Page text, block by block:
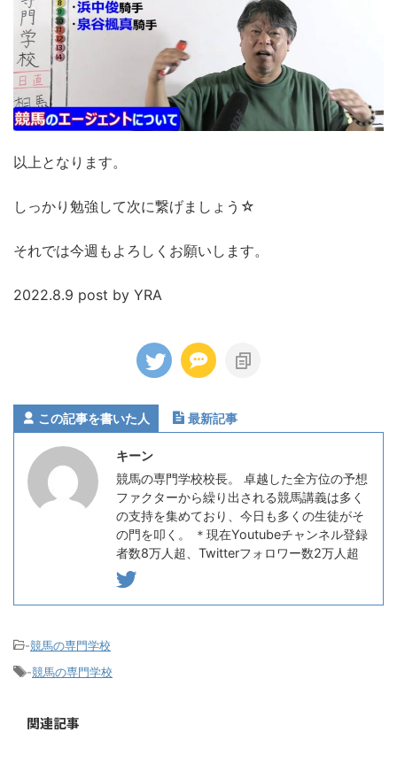
以上となります。
しっかり勉強して次に繋げましょう☆
それでは今週もよろしくお願いします。
2022.8.9 post by YRA
この記事を書いた人 最新記事
キーン
競馬の専門学校校長。 卓越した全方位の予想
ファクターから繰り出される競馬講義は多く
の支持を集めており、今日も多くの生徒がそ
の門を叩く。 ＊現在Youtubeチャンネル登録
者数8万人超、Twitterフォロワー数2万人超
-競馬の専門学校
-競馬の専門学校
関連記事